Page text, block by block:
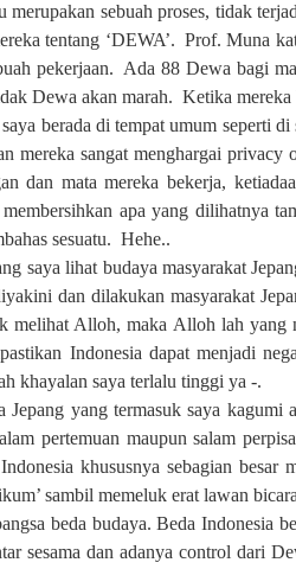
merupakan sebuah proses, tidak
tentang ‘DEWA’. Prof. Muna
pekerjaan. Ada 88 Dewa bagi
Dewa akan marah. Ketika mereka
berada di tempat umum seperti
mereka sangat menghargai privacy
dan mata mereka bekerja,
apa yang dilihatnya
sesuatu. Hehe..
saya lihat budaya masyarakat
dan dilakukan masyarakat
melihat Alloh, maka Alloh lah yang
Indonesia dapat menjadi
khayalan saya terlalu tinggi ya -.
Jepang yang termasuk saya kagumi
pertemuan maupun salam
khususnya sebagian besar
sambil memeluk erat lawan
beda budaya. Beda Indonesia
sesama dan adanya control dari